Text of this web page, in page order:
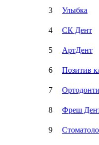
3 Улыбка
4 СК Дент
5 АртДент
6 Позитив
7
8 Фреш
9